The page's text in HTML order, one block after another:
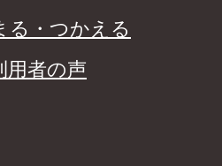
る・つかえる
用者の声